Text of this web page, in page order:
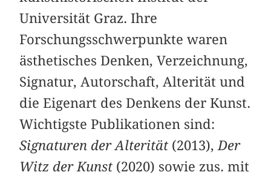
Universität Graz. Ihre
Forschungsschwerpunkte waren
ästhetisches Denken, Verzeichnung,
Signatur, Autorschaft, Alterität und
die Eigenart des Denkens der Kunst.
Wichtigste Publikationen sind:
Signaturen der Alterität (2013), Der
Witz der Kunst (2020) sowie zus. mit